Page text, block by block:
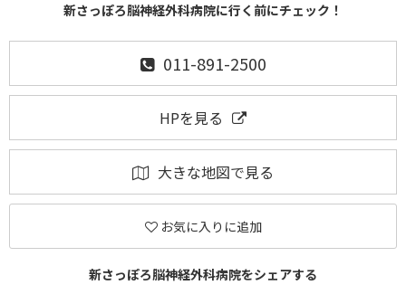
新さっぽろ脳神経外科病院に行く前にチェック！
011-891-2500
HPを見る
大きな地図で見る
お気に入りに追加
新さっぽろ脳神経外科病院をシェアする